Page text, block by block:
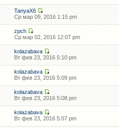
TanyaX6
Ср мар 09, 2016 1:15 pm
zpch
Ср мар 02, 2016 12:07 pm
kolazabava
Вт фев 23, 2016 5:10 pm
kolazabava
Вт фев 23, 2016 5:09 pm
kolazabava
Вт фев 23, 2016 5:08 pm
kolazabava
Вт фев 23, 2016 5:07 pm